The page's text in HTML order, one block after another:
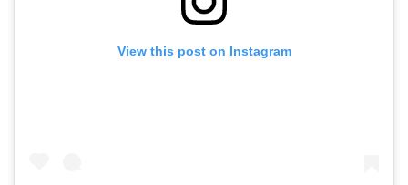
View this post on Instagram